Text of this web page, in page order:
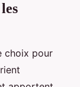
choix pour